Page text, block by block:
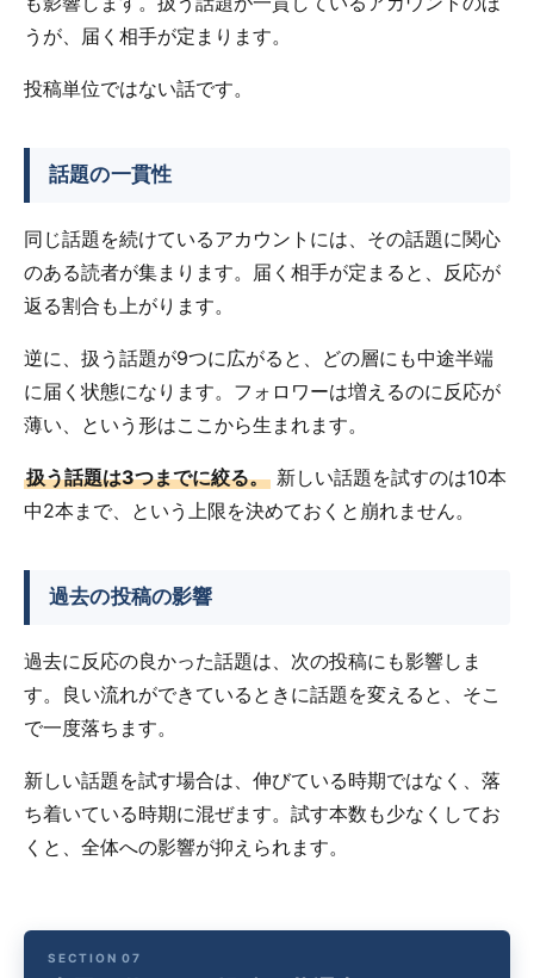
うが、届く相手が定まります。
投稿単位ではない話です。
話題の一貫性
同じ話題を続けているアカウントには、その話題に関心
のある読者が集まります。届く相手が定まると、反応が
返る割合も上がります。
逆に、扱う話題が9つに広がると、どの層にも中途半端
に届く状態になります。フォロワーは増えるのに反応が
薄い、という形はここから生まれます。
扱う話題は3つまでに絞る。 新しい話題を試すのは10本
中2本まで、という上限を決めておくと崩れません。
過去の投稿の影響
過去に反応の良かった話題は、次の投稿にも影響しま
す。良い流れができているときに話題を変えると、そこ
で一度落ちます。
新しい話題を試す場合は、伸びている時期ではなく、落
ち着いている時期に混ぜます。試す本数も少なくしてお
くと、全体への影響が抑えられます。